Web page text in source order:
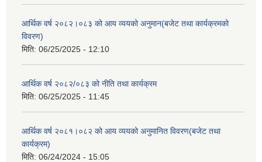
आर्थिक वर्ष २०८२।०८३ को आय व्ययको अनुमान(बजेट तथा कार्यक्रमको
विवरण)
मिति: 06/25/2025 - 12:10
आर्थिक वर्ष २०८२/०८३ को नीति तथा कार्यक्रम
मिति: 06/25/2025 - 11:45
आर्थिक वर्ष २०८१।०८२ को आय व्ययको अनुमानित विवरण(बजेट तथा
कार्यक्रम)
मिति: 06/24/2024 - 15:05